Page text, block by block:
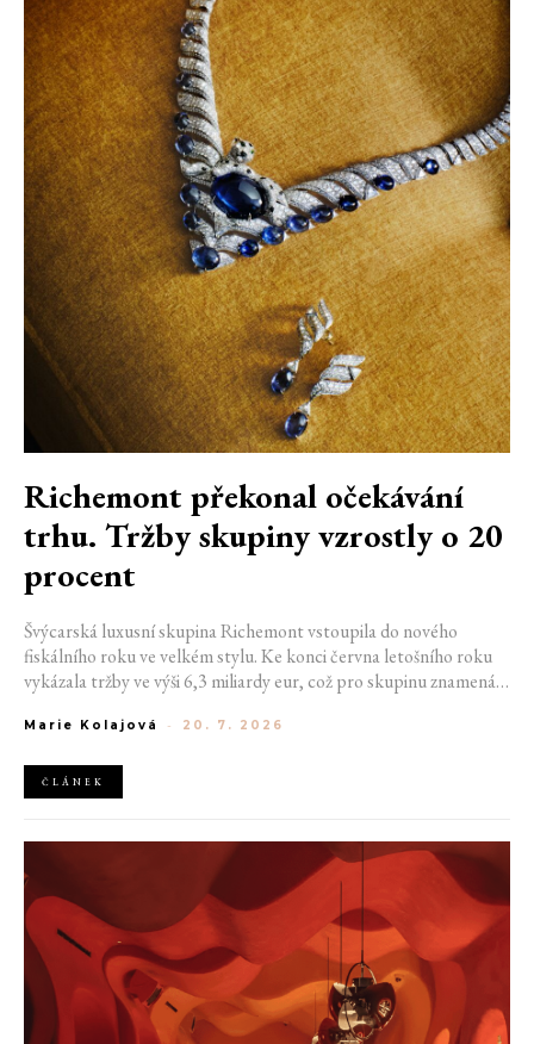
Richemont překonal očekávání
trhu. Tržby skupiny vzrostly o 20
procent
Švýcarská luxusní skupina Richemont vstoupila do nového
fiskálního roku ve velkém stylu. Ke konci června letošního roku
vykázala tržby ve výši 6,3 miliardy eur, což pro skupinu znamená
luxusním zůstává i přes přetrvávající ekonomickou nejistotu
Marie Kolajová - 20. 7. 2026
ČLÁNEK